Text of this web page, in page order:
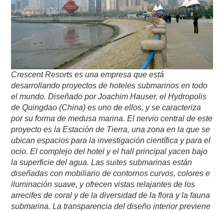
Crescent Resorts es una empresa que está
desarrollando proyectos de hoteles submarinos en todo
el mundo. Diseñado por Joachim Hauser, el Hydropolis
de Quingdao (China) es uno de ellos, y se caracteriza
por su forma de medusa marina. El nervio central de este
proyecto es la Estación de Tierra, una zona en la que se
ubican espacios para la investigación científica y para el
ocio. El complejo del hotel y el hall principal yacen bajo
la superficie del agua. Las suites submarinas están
diseñadas con mobiliario de contornos curvos, colores e
iluminación suave, y ofrecen vistas relajantes de los
arrecifes de coral y de la diversidad de la flora y la fauna
submarina. La transparencia del diseño interior previene